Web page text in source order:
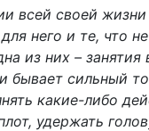
всей своей
него и те, что
из них – занятия
бывает сильный
какие-либо
удержать